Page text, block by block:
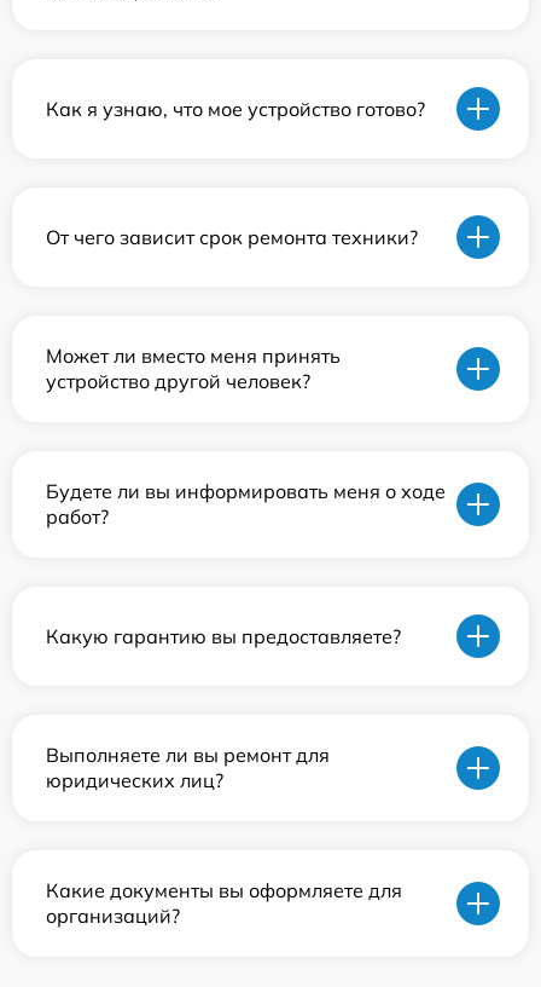
Как я узнаю, что мое устройство готово?
От чего зависит срок ремонта техники?
Может ли вместо меня принять
устройство другой человек?
Будете ли вы информировать меня о ходе
работ?
Какую гарантию вы предоставляете?
Выполняете ли вы ремонт для
юридических лиц?
Какие документы вы оформляете для
организаций?